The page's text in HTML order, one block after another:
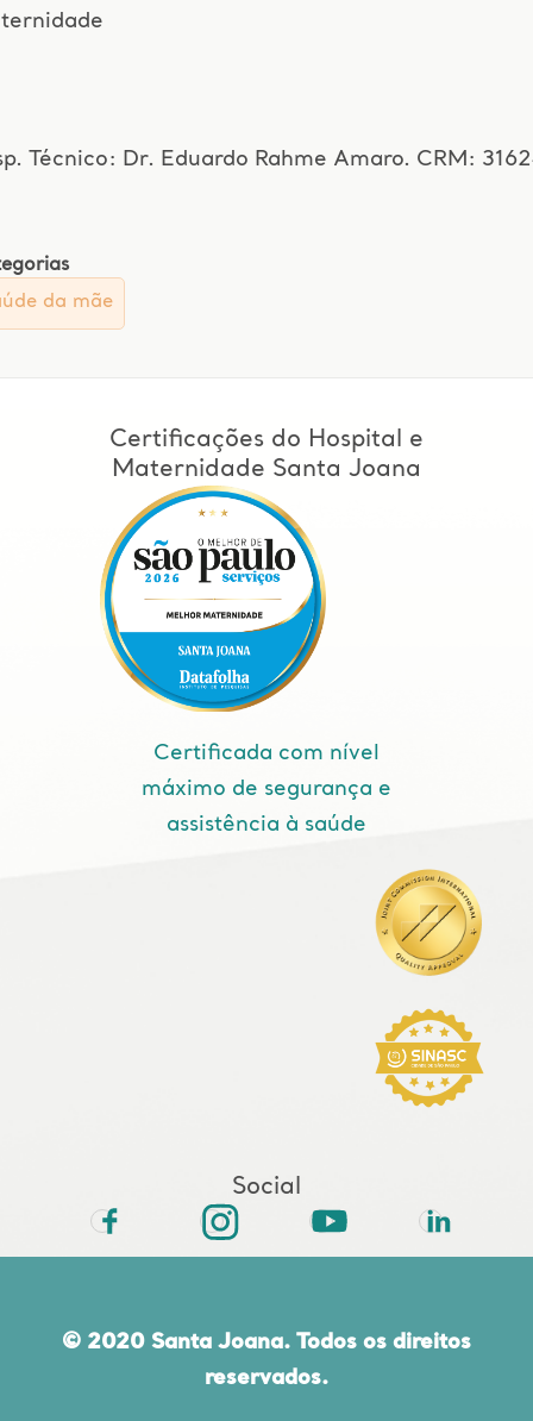
Técnico: Dr. Eduardo Rahme Amaro. CRM:
da mãe
Certificações do Hospital e
Maternidade Santa Joana
Certificada com nível
máximo de segurança e
assistência à saúde
Social
© 2020 Santa Joana. Todos os direitos
reservados.